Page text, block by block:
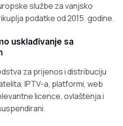
službe za vanjsko
podatke od 2015. godine.
usklađivanje sa
za prijenos i distribuciju
IPTV-a, platformi, web
licence, ovlaštenja i